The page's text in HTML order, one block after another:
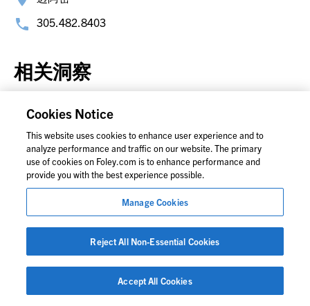
305.482.8403
相关洞察
2026年8月3日
劳动与就业法视角
职场移民政策剧变：人力资源专
业人士的合规要点
过去几周，美国移民法出现了重大变化，这些变化
直接影响到雇主和人力资源（HR）专业人士。从
终止多个国家国民的“临时保护身份”（TPS），到
新的执法重点和政策调整，人力资源团队必须及时
Cookies Notice
This website uses cookies to enhance user experience and to
analyze performance and traffic on our website. The primary
use of cookies on Foley.com is to enhance performance and
provide you with the best experience possible.
Manage Cookies
Reject All Non-Essential Cookies
Accept All Cookies